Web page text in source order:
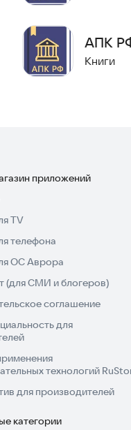
простым
разделов
названию или тексту.
разделам. Все
статьями,
доступа к
АПК
Книги
приложений
TV
телефона
ОС Аврора
(для СМИ и блогеров)
соглашение
для
технологий
для производителей
категории